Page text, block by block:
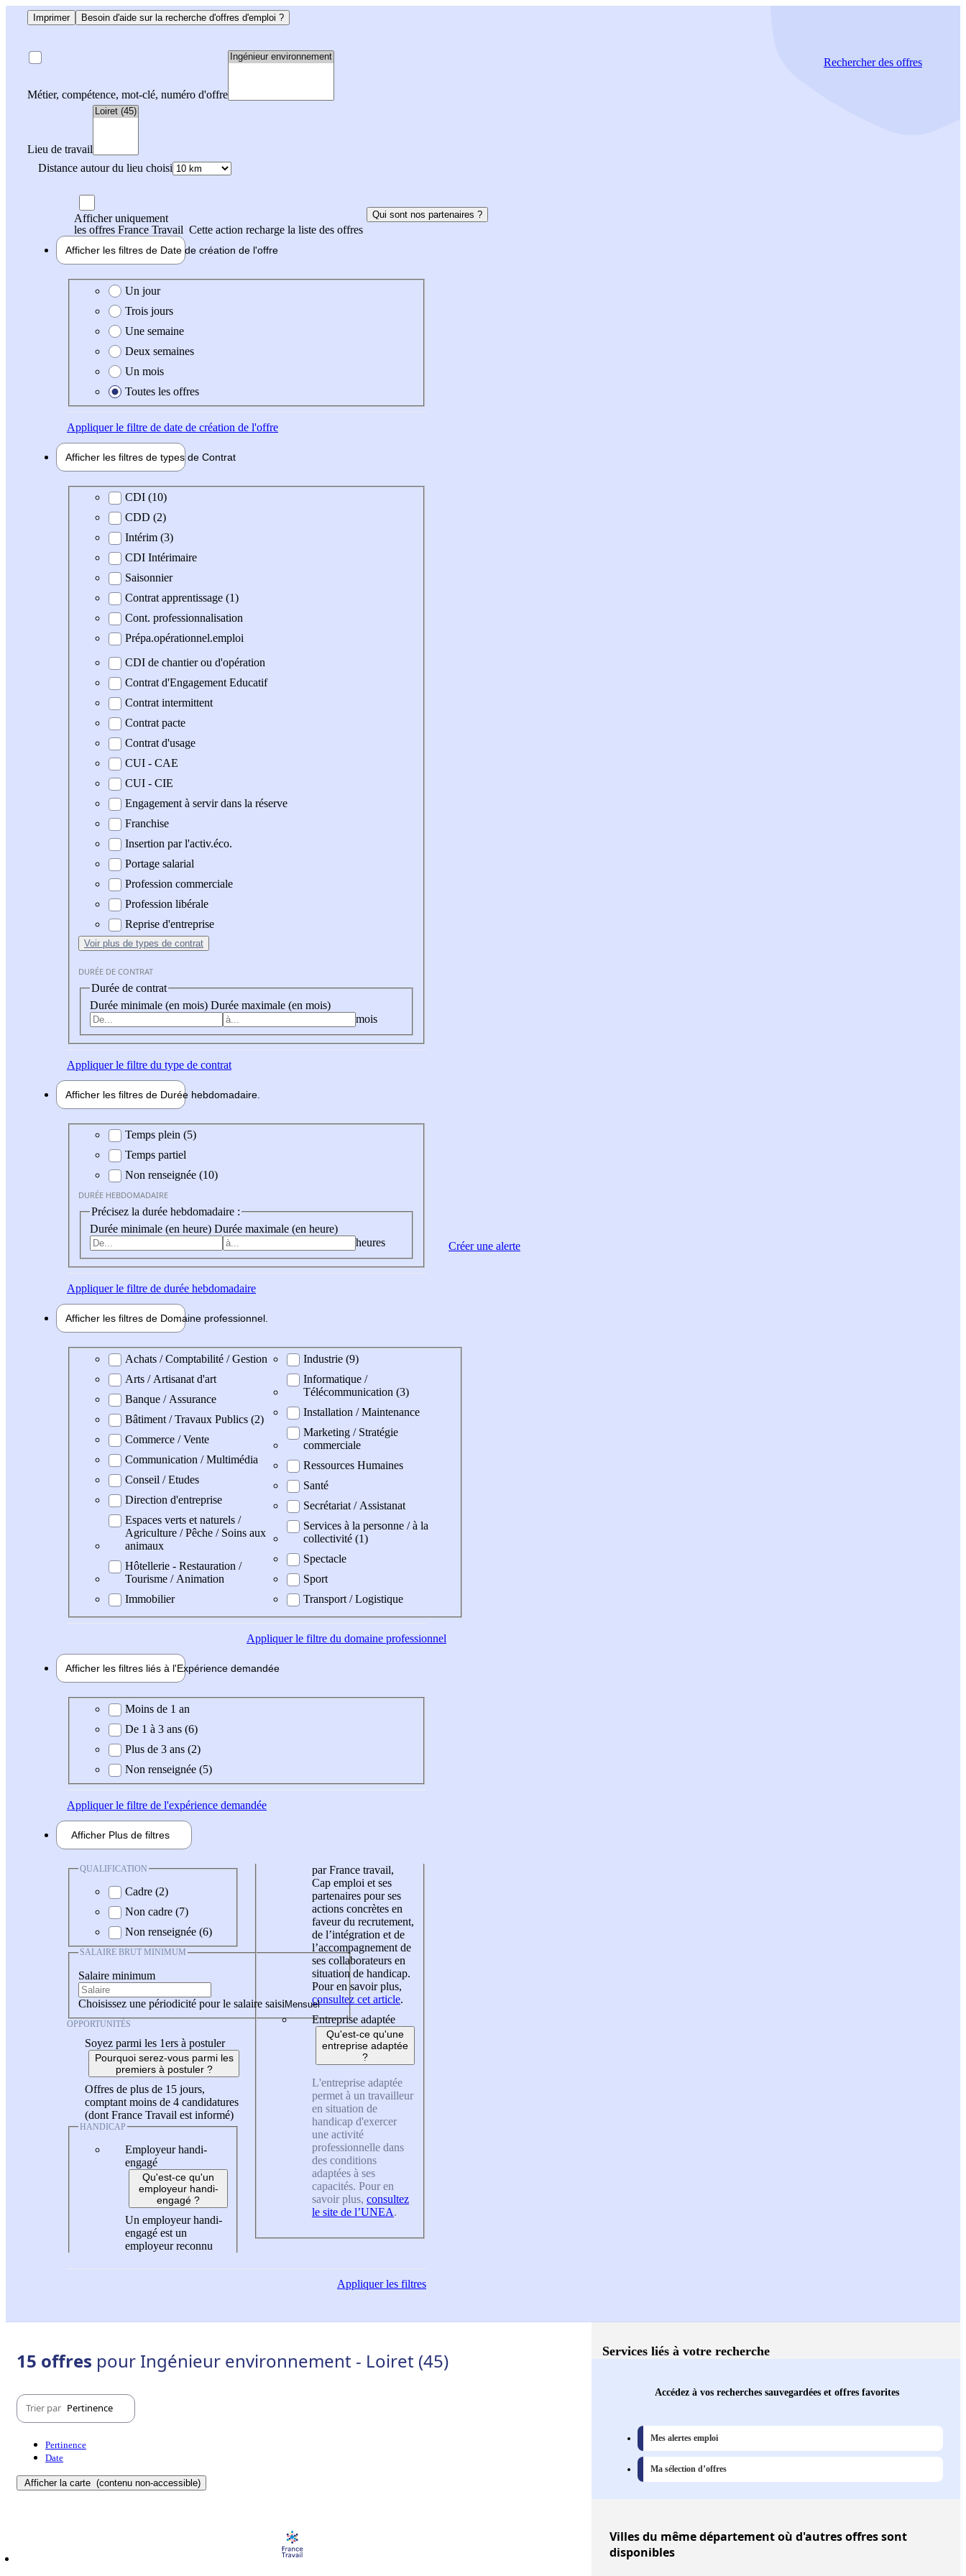
Imprimer Besoin d'aide sur la recherche d'offres d'emploi ?
Métier, compétence, mot-clé, numéro d'offre
Lieu de travail
Distance autour du lieu choisi
Rechercherdes offres
Afficher uniquement
les offres France Travail Cette action recharge la liste des offres
Qui sont nos partenaires ?
Afficher les filtres de Date de création de l'offre
Date de création de l'offre
Un jour
Trois jours
Une semaine
Deux semaines
Un mois
Toutes les offres
Appliquerle filtre de date de création de l'offre
Afficher les filtres de types de Contrat
Type de contratCDI (10)
CDD (2)
Intérim (3)
CDI Intérimaire
Saisonnier
Contrat apprentissage (1)
Cont. professionnalisation
Prépa.opérationnel.emploi
CDI de chantier ou d'opération
Contrat d'Engagement Educatif
Contrat intermittent
Contrat pacte
Contrat d'usage
CUI - CAE
CUI - CIE
Engagement à servir dans la réserve
Franchise
Insertion par l'activ.éco.
Portage salarial
Profession commerciale
Profession libérale
Reprise d'entreprise
Voir plus de types de contrat
DURÉE DE CONTRAT
Durée de contrat
Durée minimale (en mois) Durée maximale (en mois)
mois
Appliquerle filtre du type de contrat
Afficher les filtres de Durée hebdomadaire
Durée hebdomadaire
Temps plein (5)
Temps partiel
Non renseignée (10)
DURÉE HEBDOMADAIRE
Précisez la durée hebdomadaire :
Durée minimale (en heure) Durée maximale (en heure)
heures
Appliquerle filtre de durée hebdomadaire
Afficher les filtres de Domaine professionnel
Domaine professionel
Achats / Comptabilité / Gestion
Arts / Artisanat d'art
Banque / Assurance
Bâtiment / Travaux Publics (2)
Commerce / Vente
Communication / Multimédia
Conseil / Etudes
Direction d'entreprise
Espaces verts et naturels /
Agriculture / Pêche / Soins aux
animaux
Hôtellerie - Restauration /
Tourisme / Animation
Immobilier
Industrie (9)
Informatique /
Télécommunication (3)
Installation / Maintenance
Marketing / Stratégie
commerciale
Ressources Humaines
Santé
Secrétariat / Assistanat
Services à la personne / à la
collectivité (1)
Spectacle
Sport
Transport / Logistique
Appliquerle filtre du domaine professionnel
Afficher les filtres liés à l'Expérience demandée
Expérience demandée
Moins de 1 an
De 1 à 3 ans (6)
Plus de 3 ans (2)
Non renseignée (5)
Appliquerle filtre de l'expérience demandée
Afficher Plus de filtres
QUALIFICATION
Cadre (2)
Non cadre (7)
Non renseignée (6)
SALAIRE BRUT MINIMUM
Salaire minimum
Choisissez une périodicité pour le salaire saisi
OPPORTUNITÉS
Soyez parmi les 1ers à postuler
Pourquoi serez-vous parmi les
premiers à postuler ?
Offres de plus de 15 jours,
comptant moins de 4 candidatures
(dont France Travail est informé)
HANDICAP
Employeur handi-
engagé
Qu'est-ce qu'un
employeur handi-
engagé ?
Un employeur handi-
engagé est un
employeur reconnu
par France travail,
Cap emploi et ses
partenaires pour ses
actions concrètes en
faveur du recrutement,
de l’intégration et de
l’accompagnement de
ses collaborateurs en
situation de handicap.
Pour en savoir plus,
consultez cet article.
Entreprise adaptée
Qu'est-ce qu'une
entreprise adaptée
?
L'entreprise adaptée
permet à un travailleur
en situation de
handicap d'exercer
une activité
professionnelle dans
des conditions
adaptées à ses
capacités. Pour en
savoir plus, consultez
le site de l’UNEA.
Appliquerles filtres
Créer une alerte
15 offres pour Ingénieur environnement - Loiret (45)
Trier par Pertinence
Pertinence
Date
Afficher la carte (contenu non-accessible)
Services liés à votre recherche
Accédez à vos recherches sauvegardées et offres favorites
Mes alertes emploi
Ma sélection d’offres
Villesdu même département où d'autres offres sont
disponibles